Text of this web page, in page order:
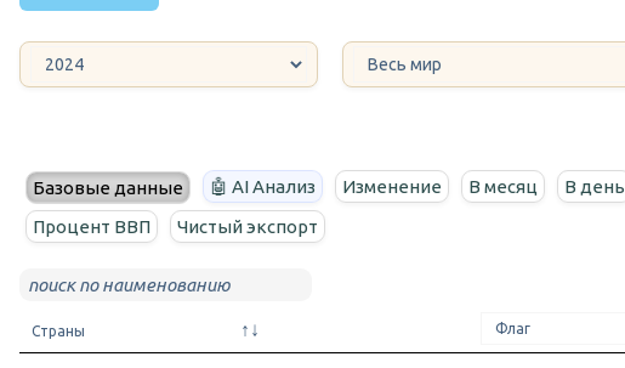
Базовые данные 🤖 AI Анализ Изменение В месяц В день
Процент ВВП
Чистый экспорт
Страны